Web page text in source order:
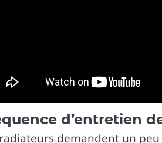
d’entretien
demandent un